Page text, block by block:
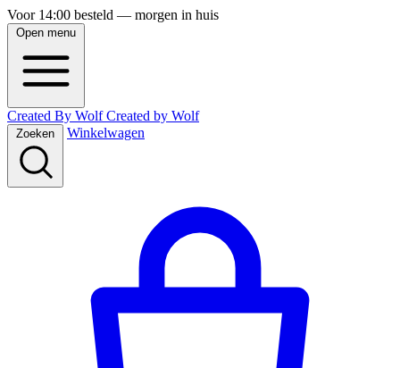
Voor 14:00 besteld — morgen in huis
Open menu
Created By Wolf Created by Wolf
Zoeken Winkelwagen